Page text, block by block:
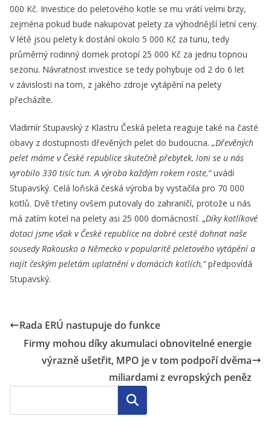
000 Kč. Investice do peletového kotle se mu vrátí velmi brzy,
zejména pokud bude nakupovat pelety za výhodnější letní ceny.
V létě jsou pelety k dostání okolo 5 000 Kč za tunu, tedy
průměrný rodinný domek protopí 25 000 Kč za jednu topnou
sezonu. Návratnost investice se tedy pohybuje od 2 do 6 let
v závislosti na tom, z jakého zdroje vytápění na pelety
přecházíte.
Vladimír Stupavský z Klastru Česká peleta reaguje také na časté
obavy z dostupnosti dřevěných pelet do budoucna. „Dřevěných
pelet máme v České republice skutečně přebytek, loni se u nás
vyrobilo 330 tisíc tun. A výroba každým rokem roste,“uvádí
Stupavský. Celá loňská česká výroba by vystačila pro 70 000
kotlů. Dvě třetiny ovšem putovaly do zahraničí, protože u nás
má zatím kotel na pelety asi 25 000 domácností. „Díky kotlíkové
dotaci jsme však v České republice na dobré cestě dohnat naše
sousedy Rakousko a Německo v popularitě peletového vytápění a
najít českým peletám uplatnění v domácích kotlích,“předpovídá
Stupavský.
Rada ERÚ nastupuje do funkce
Firmy mohou díky akumulaci obnovitelné energie
výrazně ušetřit, MPO je v tom podpoří dvěma
miliardami z evropských peněz
Hledat